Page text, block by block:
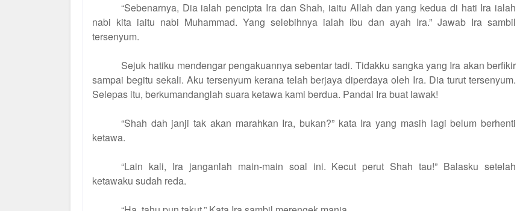
“Sebenarnya, Dia ialah pencipta Ira dan Shah, iaitu Allah dan yang kedua di hati Ira ialah
nabi kita iaitu nabi Muhammad. Yang selebihnya ialah ibu dan ayah Ira.” Jawab Ira sambil
tersenyum.
Sejuk hatiku mendengar pengakuannya sebentar tadi. Tidakku sangka yang Ira akan berfikir
sampai begitu sekali. Aku tersenyum kerana telah berjaya diperdaya oleh Ira. Dia turut tersenyum.
Selepas itu, berkumandanglah suara ketawa kami berdua. Pandai Ira buat lawak!
“Shah dah janji tak akan marahkan Ira, bukan?” kata Ira yang masih lagi belum berhenti
ketawa.
“Lain kali, Ira janganlah main-main soal ini. Kecut perut Shah tau!” Balasku setelah
ketawaku sudah reda.